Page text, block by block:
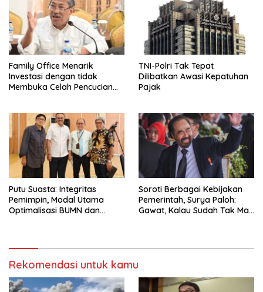
Family Office Menarik
Investasi dengan tidak
Membuka Celah Pencucian
TNI-Polri Tak Tepat
Dilibatkan Awasi Kepatuhan
Pajak
Putu Suasta: Integritas
Pemimpin, Modal Utama
Optimalisasi BUMN dan
Soroti Berbagai Kebijakan
Pemerintah, Surya Paloh:
Gawat, Kalau Sudah Tak Mau
Rekomendasi untuk kamu